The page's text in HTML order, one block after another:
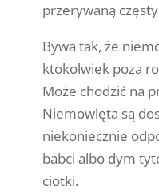
przerywaną
Bywa tak, że
ktokolwiek poza
Może chodzić na
Niemowlęta są
niekoniecznie
babci albo dym
ciotki.